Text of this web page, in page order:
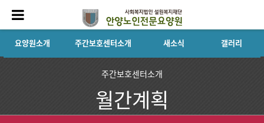
요양원소개 주간보호센터소개 새소식 갤러리
주간보호센터소개
월간계획